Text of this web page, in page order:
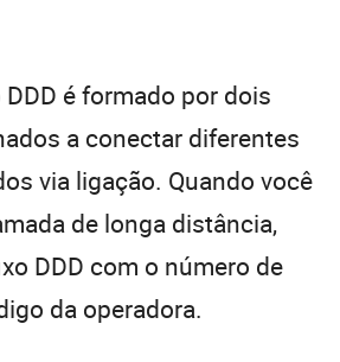
é formado por dois
a conectar diferentes
via ligação. Quando você
de longa distância,
DDD com o número de
da operadora.